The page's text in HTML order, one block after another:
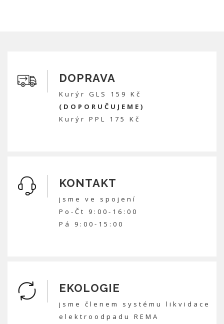
DOPRAVA
Kurýr GLS 159 Kč
(DOPORUČUJEME)
Kurýr PPL 175 Kč
KONTAKT
jsme ve spojení
Po-Čt 9:00-16:00
Pá 9:00-15:00
EKOLOGIE
jsme členem systému likvidace
elektroodpadu REMA